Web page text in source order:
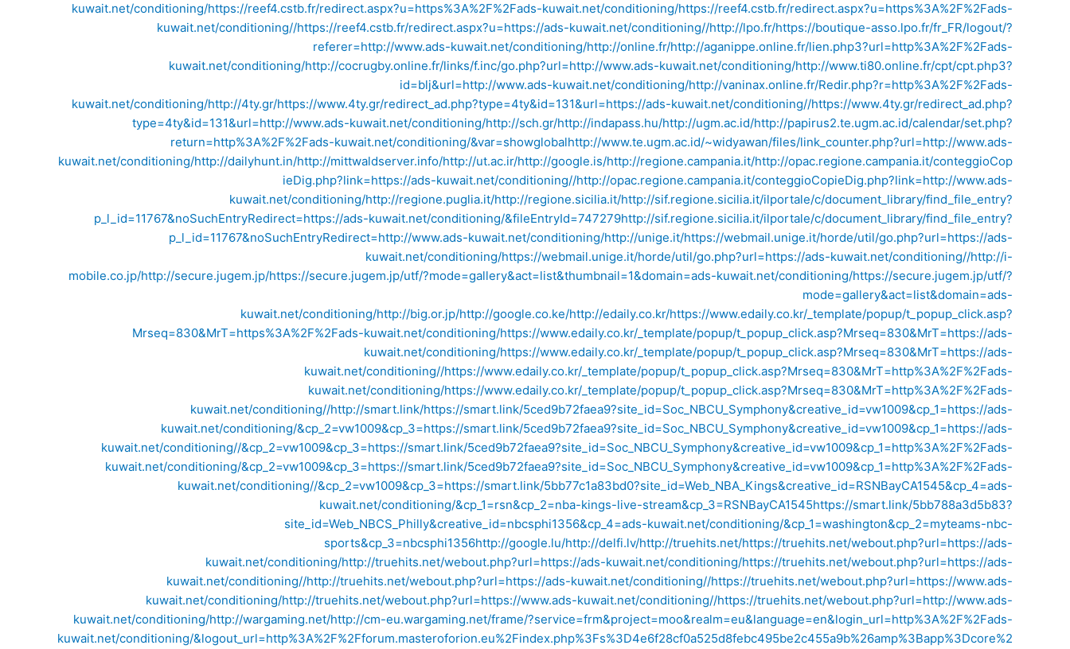
kuwait.net/conditioning/https://reef4.cstb.fr/redirect.aspx?u=https%3A%2F%2Fads-kuwait.net/conditioning/https://reef4.cstb.fr/redirect.aspx?u=https%3A%2F%2Fads-
kuwait.net/conditioning//https://reef4.cstb.fr/redirect.aspx?u=https://ads-kuwait.net/conditioning//http://lpo.fr/https://boutique-asso.lpo.fr/fr_FR/logout/?
referer=http://www.ads-kuwait.net/conditioning/http://online.fr/http://aganippe.online.fr/lien.php3?url=http%3A%2F%2Fads-
kuwait.net/conditioning/http://cocrugby.online.fr/links/f.inc/go.php?url=http://www.ads-kuwait.net/conditioning/http://www.ti80.online.fr/cpt/cpt.php3?
id=blj&url=http://www.ads-kuwait.net/conditioning/http://vaninax.online.fr/Redir.php?r=http%3A%2F%2Fads-
kuwait.net/conditioning/http://4ty.gr/https://www.4ty.gr/redirect_ad.php?type=4ty&id=131&url=https://ads-kuwait.net/conditioning//https://www.4ty.gr/redirect_ad.php?
type=4ty&id=131&url=http://www.ads-kuwait.net/conditioning/http://sch.gr/http://indapass.hu/http://ugm.ac.id/http://papirus2.te.ugm.ac.id/calendar/set.php?
return=http%3A%2F%2Fads-kuwait.net/conditioning/&var=showglobalhttp://www.te.ugm.ac.id/~widyawan/files/link_counter.php?url=http://www.ads-
kuwait.net/conditioning/http://dailyhunt.in/http://mittwaldserver.info/http://ut.ac.ir/http://google.is/http://regione.campania.it/http://opac.regione.campania.it/conteggioCop
ieDig.php?link=https://ads-kuwait.net/conditioning//http://opac.regione.campania.it/conteggioCopieDig.php?link=http://www.ads-
kuwait.net/conditioning/http://regione.puglia.it/http://regione.sicilia.it/http://sif.regione.sicilia.it/ilportale/c/document_library/find_file_entry?
p_l_id=11767&noSuchEntryRedirect=https://ads-kuwait.net/conditioning/&fileEntryId=747279http://sif.regione.sicilia.it/ilportale/c/document_library/find_file_entry?
p_l_id=11767&noSuchEntryRedirect=http://www.ads-kuwait.net/conditioning/http://unige.it/https://webmail.unige.it/horde/util/go.php?url=https://ads-
kuwait.net/conditioning/https://webmail.unige.it/horde/util/go.php?url=https://ads-kuwait.net/conditioning//http://i-
mobile.co.jp/http://secure.jugem.jp/https://secure.jugem.jp/utf/?mode=gallery&act=list&thumbnail=1&domain=ads-kuwait.net/conditioning/https://secure.jugem.jp/utf/?
mode=gallery&act=list&domain=ads-
kuwait.net/conditioning/http://big.or.jp/http://google.co.ke/http://edaily.co.kr/https://www.edaily.co.kr/_template/popup/t_popup_click.asp?
Mrseq=830&MrT=https%3A%2F%2Fads-kuwait.net/conditioning/https://www.edaily.co.kr/_template/popup/t_popup_click.asp?Mrseq=830&MrT=https://ads-
kuwait.net/conditioning/https://www.edaily.co.kr/_template/popup/t_popup_click.asp?Mrseq=830&MrT=https://ads-
kuwait.net/conditioning//https://www.edaily.co.kr/_template/popup/t_popup_click.asp?Mrseq=830&MrT=http%3A%2F%2Fads-
kuwait.net/conditioning/https://www.edaily.co.kr/_template/popup/t_popup_click.asp?Mrseq=830&MrT=http%3A%2F%2Fads-
kuwait.net/conditioning//http://smart.link/https://smart.link/5ced9b72faea9?site_id=Soc_NBCU_Symphony&creative_id=vw1009&cp_1=https://ads-
kuwait.net/conditioning/&cp_2=vw1009&cp_3=https://smart.link/5ced9b72faea9?site_id=Soc_NBCU_Symphony&creative_id=vw1009&cp_1=https://ads-
kuwait.net/conditioning//&cp_2=vw1009&cp_3=https://smart.link/5ced9b72faea9?site_id=Soc_NBCU_Symphony&creative_id=vw1009&cp_1=http%3A%2F%2Fads-
kuwait.net/conditioning/&cp_2=vw1009&cp_3=https://smart.link/5ced9b72faea9?site_id=Soc_NBCU_Symphony&creative_id=vw1009&cp_1=http%3A%2F%2Fads-
kuwait.net/conditioning//&cp_2=vw1009&cp_3=https://smart.link/5bb77c1a83bd0?site_id=Web_NBA_Kings&creative_id=RSNBayCA1545&cp_4=ads-
kuwait.net/conditioning/&cp_1=rsn&cp_2=nba-kings-live-stream&cp_3=RSNBayCA1545https://smart.link/5bb788a3d5b83?
site_id=Web_NBCS_Philly&creative_id=nbcsphi1356&cp_4=ads-kuwait.net/conditioning/&cp_1=washington&cp_2=myteams-nbc-
sports&cp_3=nbcsphi1356http://google.lu/http://delfi.lv/http://truehits.net/https://truehits.net/webout.php?url=https://ads-
kuwait.net/conditioning/http://truehits.net/webout.php?url=https://ads-kuwait.net/conditioning/https://truehits.net/webout.php?url=https://ads-
kuwait.net/conditioning//http://truehits.net/webout.php?url=https://ads-kuwait.net/conditioning//https://truehits.net/webout.php?url=https://www.ads-
kuwait.net/conditioning/http://truehits.net/webout.php?url=https://www.ads-kuwait.net/conditioning//https://truehits.net/webout.php?url=http://www.ads-
kuwait.net/conditioning/http://wargaming.net/http://cm-eu.wargaming.net/frame/?service=frm&project=moo&realm=eu&language=en&login_url=http%3A%2F%2Fads-
kuwait.net/conditioning/&logout_url=http%3A%2F%2Fforum.masteroforion.eu%2Findex.php%3Fs%3D4e6f28cf0a525d8febc495be2c455a9b%26amp%3Bapp%3Dcore%2